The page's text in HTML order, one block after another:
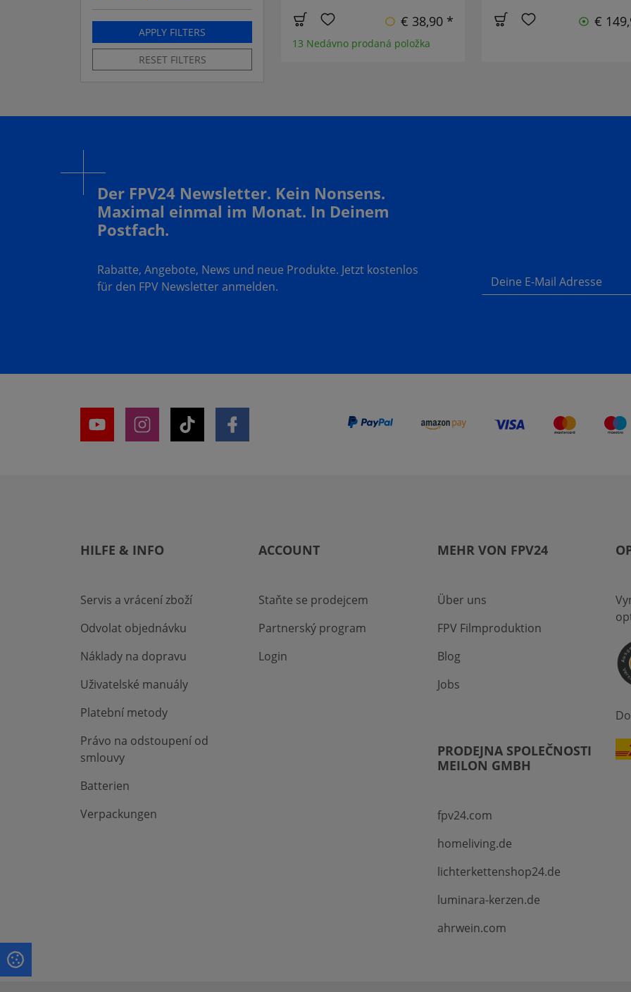
APPLY FILTERS
RESET FILTERS
€ 38,90 *
13 Nedávno prodaná položka
€
Der FPV24 Newsletter. Kein Nonsens.
Maximal einmal im Monat. In Deinem
Postfach.
Rabatte, Angebote, News und neue Produkte. Jetzt kostenlos
für den FPV Newsletter anmelden.
Deine E-Mail Adresse
HILFE & INFO
Servis a vrácení zboží
Odvolat objednávku
Náklady na dopravu
Uživatelské manuály
Platební metody
Právo na odstoupení od
smlouvy
Batterien
Verpackungen
ACCOUNT
Staňte se prodejcem
Partnerský program
Login
MEHR VON FPV24
Über uns
FPV Filmproduktion
Blog
Jobs
PRODEJNA SPOLEČNOSTI
MEILON GMBH
fpv24.com
homeliving.de
lichterkettenshop24.de
luminara-kerzen.de
ahrwein.com